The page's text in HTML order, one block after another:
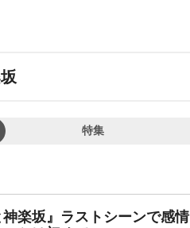
特集
楽坂』ラストシーンで感情